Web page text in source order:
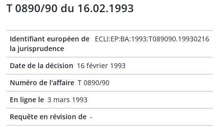
T 0890/90 du 16.02.1993
Identifiant européen de
la jurisprudence
ECLI:EP:BA:1993:T089090.19930216
Date de la décision 16 février 1993
Numéro de l'affaire T 0890/90
En ligne le 3 mars 1993
Requête en révision de -